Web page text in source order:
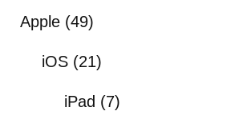
Apple (49)
iOS (21)
iPad (7)